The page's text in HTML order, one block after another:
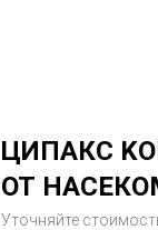
ЦИПАКС
ОТ
Уточняйте